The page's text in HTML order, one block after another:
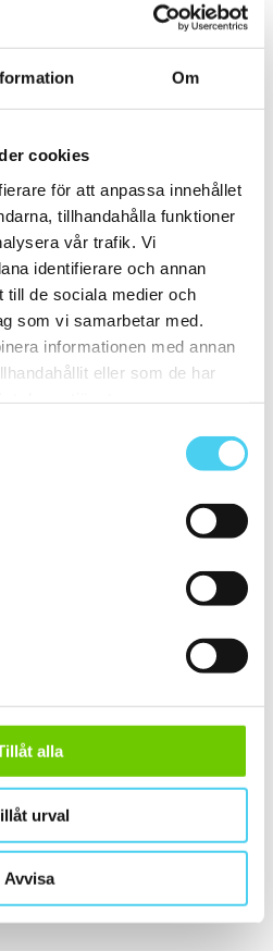
Om
cookies
för att anpassa innehållet
tillhandahålla funktioner
vår trafik. Vi
identifierare och annan
till de sociala medier och
som vi samarbetar med.
informationen med annan
eller som de har
alla
urval
Avvisa
(5)
cm
(5)
(7)
cm(7)
(1)
cm(1)
(7)
cm(7)